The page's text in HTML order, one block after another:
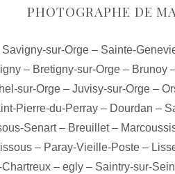
PHOTOGRAPHE DE
Savigny-sur-Orge – Sainte-
– Bretigny-sur-Orge – Brunoy
sur-Orge– Juvisy-sur-Orge–
Pierre-du-Perray – Dourdan –
Senart– Breuillet–
– Paray-Vieille-Poste –
– egly – Saintry-sur-